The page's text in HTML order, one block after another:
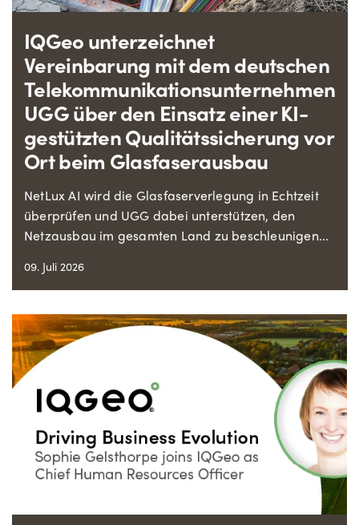
IQGeo unterzeichnet
Vereinbarung mit dem deutschen
Telekommunikationsunternehmen
UGG über den Einsatz einer KI-
gestützten Qualitätssicherung vor
Ort beim Glasfaserausbau
NetLux AI wird die Glasfaserverlegung in Echtzeit
überprüfen und UGG dabei unterstützen, den
Netzausbau im gesamten Land zu beschleunigen...
09. Juli 2026